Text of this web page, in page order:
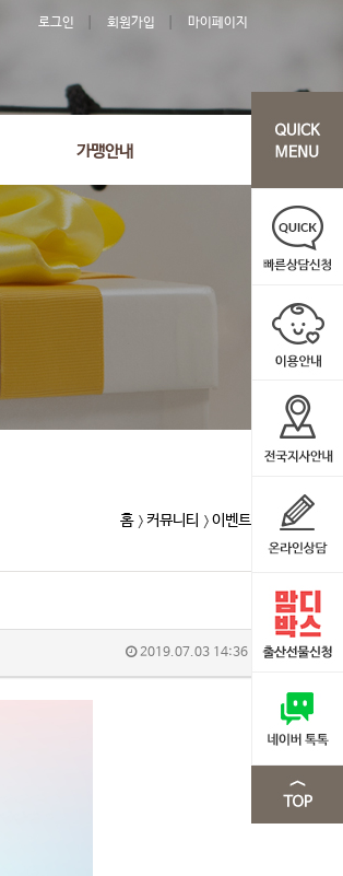
로그인 회원가입 마이페이지
가맹안내
홈 커뮤니티 이벤트
2019.07.03 14:36